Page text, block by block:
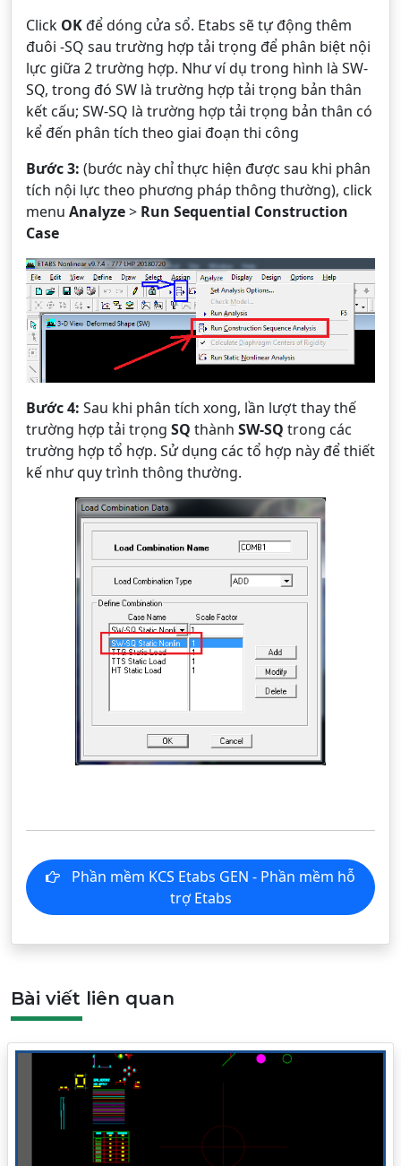
Click OKđể dóng cửa sổ. Etabs sẽ tự động thêm
đuôi -SQ sau trường hợp tải trọng để phân biệt nội
lực giữa 2 trường hợp. Như ví dụ trong hình là SW-
SQ, trong đó SW là trường hợp tải trọng bản thân
kết cấu; SW-SQ là trường hợp tải trọng bản thân có
kể đến phân tích theo giai đoạn thi công
Bước 3: (bước này chỉ thực hiện được sau khi phân
tích nội lực theo phương pháp thông thường), click
menu Analyze> Run Sequential Construction
Case
Bước 4: Sau khi phân tích xong, lần lượt thay thế
trường hợp tải trọng SQ thành SW-SQ trong các
trường hợp tổ hợp. Sử dụng các tổ hợp này để thiết
kế như quy trình thông thường.
Phần mềm KCS Etabs GEN - Phần mềm hỗ
trợ Etabs
Bài viết liên quan